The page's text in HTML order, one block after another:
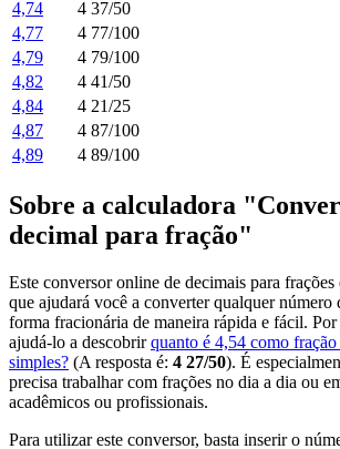
4,74
4 37/50
4,77
4 77/100
4,79
4 79/100
4,82
4 41/50
4,84
4 21/25
4,87
4 87/100
4,89
4 89/100
Sobre a calculadora
decimal para fração"
Este conversor online de decimais para frações
que ajudará você a converter qualquer número
forma fracionária de maneira rápida e fácil.
ajudá-lo a descobrirquanto é 4,54 como
simples? (A resposta é: 4 27/50). É
precisa trabalhar com frações no dia a dia ou
acadêmicos ou profissionais.
Para utilizar este conversor, basta inserir o